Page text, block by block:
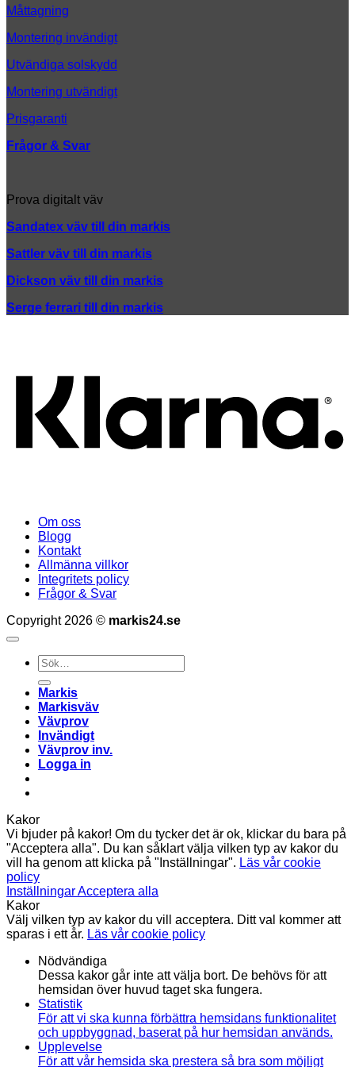
Måttagning
Montering invändigt
Utvändiga solskydd
Montering utvändigt
Prisgaranti
Frågor & Svar
Prova digitalt väv
Sandatex väv till din markis
Sattler väv till din markis
Dickson väv till din markis
Serge ferrari till din markis
Om oss
Blogg
Kontakt
Allmänna villkor
Integritets policy
Frågor & Svar
Copyright 2026 © markis24.se
Sök
efter:
Markis
Markisväv
Vävprov
Invändigt
Vävprov inv.
Logga in
Kakor
Vi bjuder på kakor! Om du tycker det är ok, klickar du bara på
"Acceptera alla". Du kan såklart välja vilken typ av kakor du
vill ha genom att klicka på "Inställningar". Läs vår cookie
policy
InställningarAcceptera alla
Kakor
Välj vilken typ av kakor du vill acceptera. Ditt val kommer att
sparas i ett år. Läs vår cookie policy
Nödvändiga
Dessa kakor går inte att välja bort. De behövs för att
hemsidan över huvud taget ska fungera.
Statistik
För att vi ska kunna förbättra hemsidans funktionalitet
och uppbyggnad, baserat på hur hemsidan används.
Upplevelse
För att vår hemsida ska prestera så bra som möjligt